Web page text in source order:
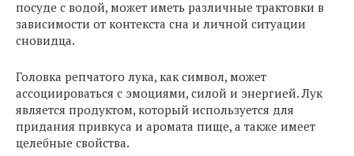
посуде с водой, может иметь различные трактовки в
зависимости от контекста сна и личной ситуации
сновидца.
Головка репчатого лука, как символ, может
ассоциироваться с эмоциями, силой и энергией. Лук
является продуктом, который используется для
придания привкуса и аромата пище, а также имеет
целебные свойства.